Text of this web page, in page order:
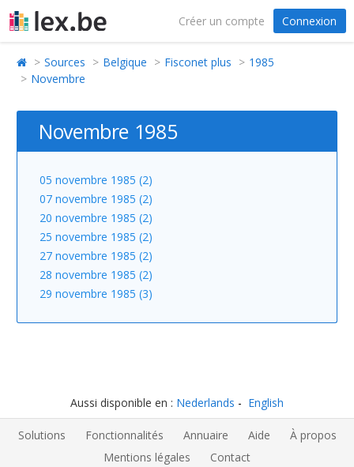
Créer un compte Connexion
Sources Belgique Fisconet plus
1985
Novembre
Novembre 1985
05 novembre 1985 (2)
07 novembre 1985 (2)
20 novembre 1985 (2)
25 novembre 1985 (2)
27 novembre 1985 (2)
28 novembre 1985 (2)
29 novembre 1985 (3)
Aussi disponible en : Nederlands English
Solutions Fonctionnalités Annuaire Aide
À propos
Mentions légales
Contact